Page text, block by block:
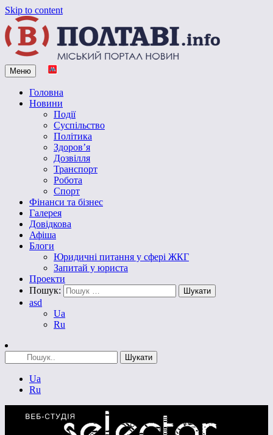
Skip to content
Vpoltave.info
Полтавський портал новин
Меню
Головна
Новини
Події
Суспільство
Політика
Здоров’я
Дозвілля
Транспорт
Робота
Спорт
Фінанси та бізнес
Галерея
Довідкова
Афіша
Блоги
Юридичні питання у сфері ЖКГ
Запитай у юриста
Проекти
Пошук:
asd
Ua
Ru
Ua
Ru